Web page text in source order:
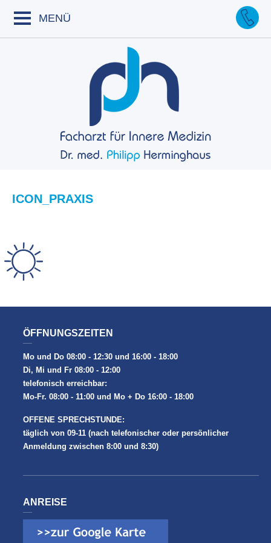
MENÜ
ICON_PRAXIS
ÖFFNUNGSZEITEN
Mo und Do 08:00 - 12:30 und 16:00 - 18:00
Di, Mi und Fr 08:00 - 12:00
telefonisch erreichbar:
Mo-Fr. 08:00 - 11:00 und Mo + Do 16:00 - 18:00
OFFENE SPRECHSTUNDE:
täglich von 09-11 (nach telefonischer oder persönlicher
Anmeldung zwischen 8:00 und 8:30)
ANREISE